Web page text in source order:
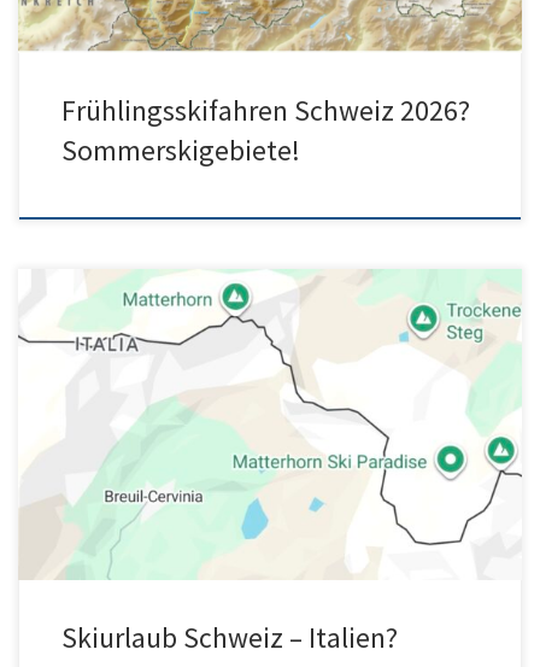
Frühlingsskifahren Schweiz 2026?
Sommerskigebiete!
Karte Sommerski Italien Skiurlaub Schweiz November 2026 Arosa
Arosa – Toptipp Wanderurlaub Schweiz skiurlaubschweiz.ch
ferienwohnung Speziell gut zum Frühlingsskifahren Arosa […]
Skiurlaub Schweiz – Italien?